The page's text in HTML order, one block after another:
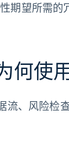
期望所需的
使
流、风险检